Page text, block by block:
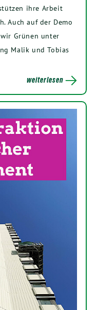
ihre Arbeit
Auch auf der Demo
Grünen unter
Malik und Tobias
weiterlesen